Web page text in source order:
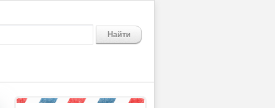
Найти